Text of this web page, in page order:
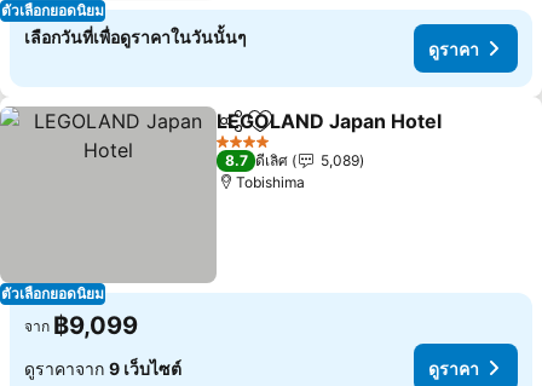
ตัวเลือกยอดนิยม
เลือกวันที่เพื่อดูราคาในวันนั้นๆ
ดูราคา
ตัวเลือกยอดนิยม
แชร์ เพิ่มในรายการโปรด
LEGOLAND Japan Hotel
4 ดาว
8.7 ดีเลิศ
5,089
Tobishima
จาก ฿9,099
ดูราคาจาก 9 เว็บไซต์ ดูราคา